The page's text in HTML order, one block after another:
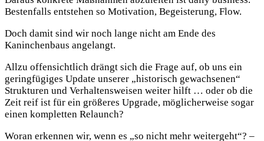
Bestenfalls entstehen so Motivation, Begeisterung, Flow.
Doch damit sind wir noch lange nicht am Ende des
Kaninchenbaus angelangt.
Allzu offensichtlich drängt sich die Frage auf, ob uns ein
geringfügiges Update unserer „historisch gewachsenen“
Strukturen und Verhaltensweisen weiter hilft … oder ob die
Zeit reif ist für ein größeres Upgrade, möglicherweise sogar
einen kompletten Relaunch?
Woran erkennen wir, wenn es „so nicht mehr weitergeht“? –